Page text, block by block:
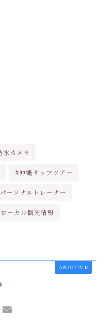
水カメラ
#沖縄サップツアー
ーソナルトレーナー
ーカル観光情報
ABOUT ME